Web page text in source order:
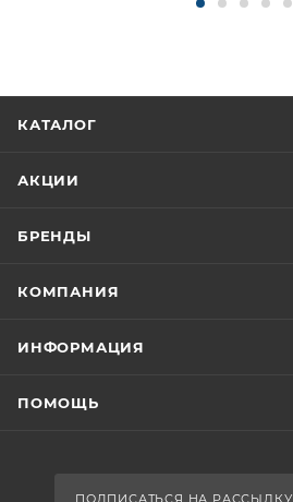
КАТАЛОГ
АКЦИИ
БРЕНДЫ
КОМПАНИЯ
ИНФОРМАЦИЯ
ПОМОЩЬ